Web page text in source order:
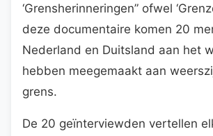
‘Grensherinneringen” ofwel
deze documentaire komen 20
Nederland en Duitsland aan het
hebben meegemaakt aan
grens.
De 20 geïnterviewden vertellen